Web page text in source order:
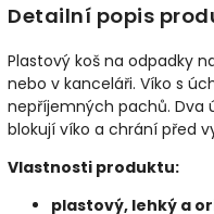
Detailní popis
Plastový koš na odpadky
nebo v kanceláři. Víko s
nepříjemných pachů. Dva
blokují víko a chrání před
Vlastnosti produktu:
plastový, lehký a